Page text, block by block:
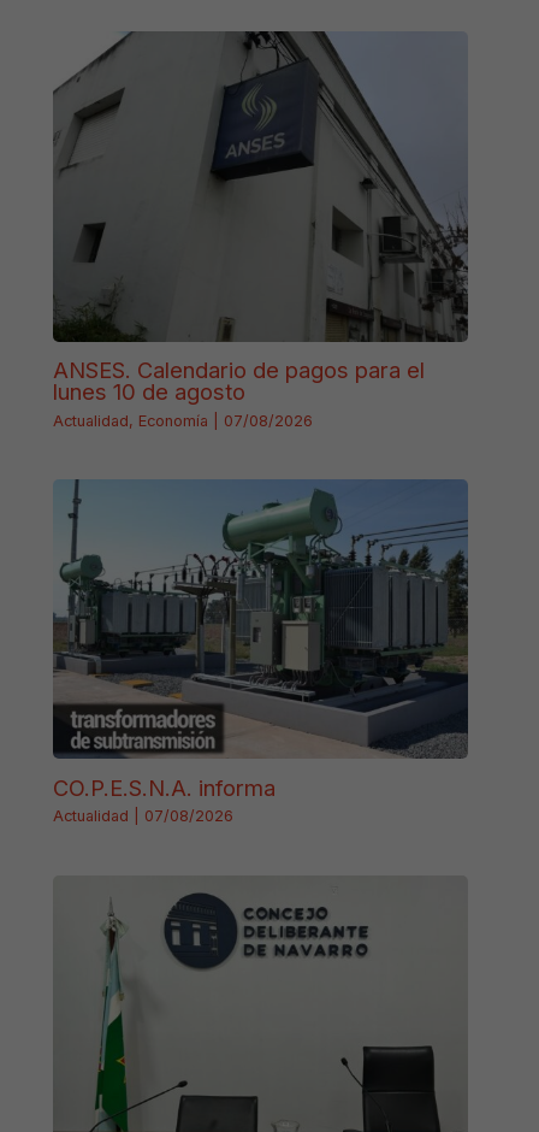
ANSES. Calendario de pagos para el
lunes 10 de agosto
Actualidad, Economía 07/08/2026
CO.P.E.S.N.A. informa
Actualidad 07/08/2026